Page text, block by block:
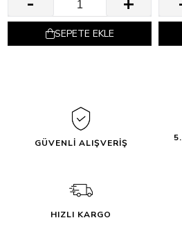
SEPETE EKLE
GÜVENLİ ALIŞVERİŞ
HIZLI KARGO